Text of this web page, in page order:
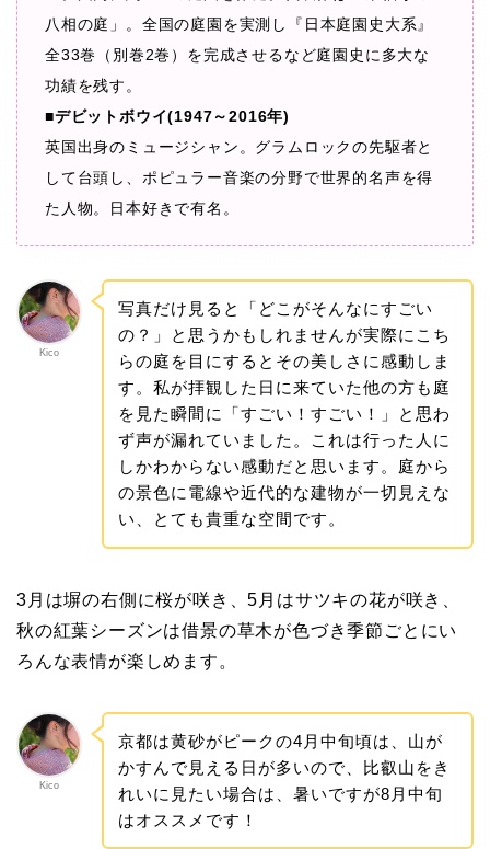
八相の庭」。全国の庭園を実測し『日本庭園史大系』
全33巻（別巻2巻）を完成させるなど庭園史に多大な
功績を残す。
■デビットボウイ(1947～2016年)
英国出身のミュージシャン。グラムロックの先駆者と
して台頭し、ポピュラー音楽の分野で世界的名声を得
た人物。日本好きで有名。
Kico
写真だけ見ると「どこがそんなにすごい
の？」と思うかもしれませんが実際にこち
らの庭を目にするとその美しさに感動しま
す。私が拝観した日に来ていた他の方も庭
を見た瞬間に「すごい！すごい！」と思わ
ず声が漏れていました。これは行った人に
しかわからない感動だと思います。庭から
の景色に電線や近代的な建物が一切見えな
い、とても貴重な空間です。
3月は塀の右側に桜が咲き、5月はサツキの花が咲き、
秋の紅葉シーズンは借景の草木が色づき季節ごとにい
ろんな表情が楽しめます。
Kico
京都は黄砂がピークの4月中旬頃は、山が
かすんで見える日が多いので、比叡山をき
れいに見たい場合は、暑いですが8月中旬
はオススメです！